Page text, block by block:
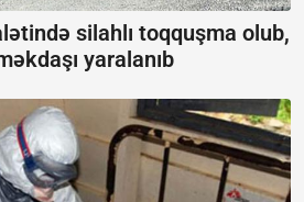
silahlı toqquşma olub,
yaralanıb